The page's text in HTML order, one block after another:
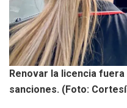
Renovar la licencia
sanciones. (Foto: